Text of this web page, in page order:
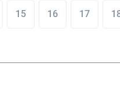
15 16 17